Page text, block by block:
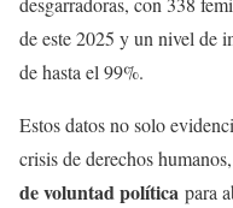
de este 2025 y un nivel de
de hasta el 99%.
Estos datos no solo
crisis de derechos
de voluntad política para